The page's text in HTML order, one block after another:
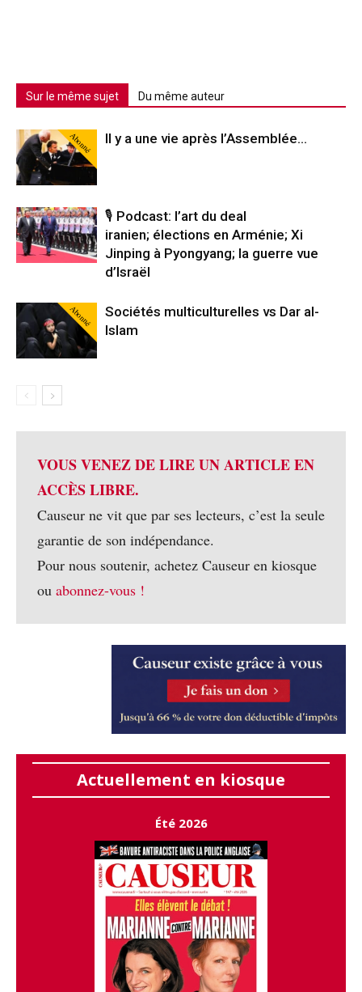
Sur le même sujet Du même auteur
Abonné Il y a une vie après l’Assemblée…
🎙️ Podcast: l’art du deal
iranien; élections en Arménie; Xi
Jinping à Pyongyang; la guerre vue
d’Israël
Abonné
Sociétés multiculturelles vs Dar al-
Islam
VOUS VENEZ DE LIRE UN ARTICLE EN
ACCÈS LIBRE.
Causeur ne vit que par ses lecteurs, c’est la seule
garantie de son indépendance.
Pour nous soutenir, achetez Causeur en kiosque
ou abonnez-vous !
Actuellement en kiosque
Été 2026